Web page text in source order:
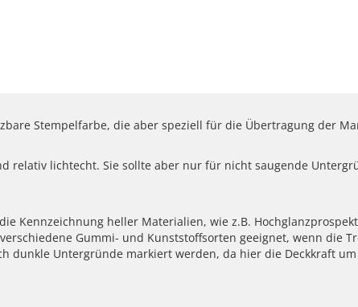
Stempelfarbe, die aber speziell für die Übertragung der
relativ lichtecht. Sie sollte aber nur für nicht saugende
Kennzeichnung heller Materialien, wie z.B.
Gummi- und Kunststoffsorten geeignet, wenn die
dunkle Untergründe markiert werden, da hier die Deckkraft